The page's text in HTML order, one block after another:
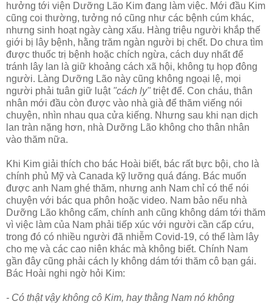
hưởng tới viện Dưỡng Lão Kim đang làm việc. Mới đầu Kim
cũng coi thường, tưởng nó cũng như các bệnh cúm khác,
nhưng sinh hoạt ngày càng xấu. Hàng triệu người khắp thế
giới bị lây bệnh, hằng trăm ngàn người bị chết. Do chưa tìm
được thuốc trị bệnh hoặc chích ngừa, cách duy nhất để
tránh lây lan là giữ khoảng cách xã hội, không tụ họp đông
người. Làng Dưỡng Lão này cũng không ngoại lệ, mọi
người phải tuân giữ luật "cách ly" triệt để. Con cháu, thân
nhân mới đầu còn được vào nhà già để thăm viếng nói
chuyện, nhìn nhau qua cửa kiếng. Nhưng sau khi nạn dịch
lan tràn nặng hơn, nhà Dưỡng Lão không cho thân nhân
vào thăm nữa.
Khi Kim giải thích cho bác Hoài biết, bác rất bực bội, cho là
chính phủ Mỹ và Canada kỹ lưỡng quá đáng. Bác muốn
được anh Nam ghé thăm, nhưng anh Nam chỉ có thể nói
chuyện với bác qua phôn hoặc video. Nam bảo nếu nhà
Dưỡng Lão không cấm, chính anh cũng không dám tới thăm
vì việc làm của Nam phải tiếp xúc với người cần cấp cứu,
trong đó có nhiều người đã nhiễm Covid-19, có thể làm lây
cho mẹ và các cao niên khác mà không biết. Chính Nam
gần đây cũng phải cách ly không dám tới thăm cô bạn gái.
Bác Hoài nghi ngờ hỏi Kim:
- Có thật vậy không cô Kim, hay thằng Nam nó không